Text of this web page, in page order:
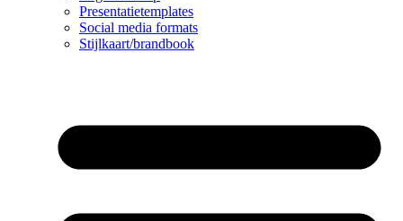
Presentatietemplates
Social media formats
Stijlkaart/brandbook